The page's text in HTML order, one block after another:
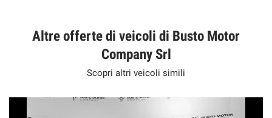
Altre offerte di veicoli di Busto Motor
Company Srl
Scopri altri veicoli simili